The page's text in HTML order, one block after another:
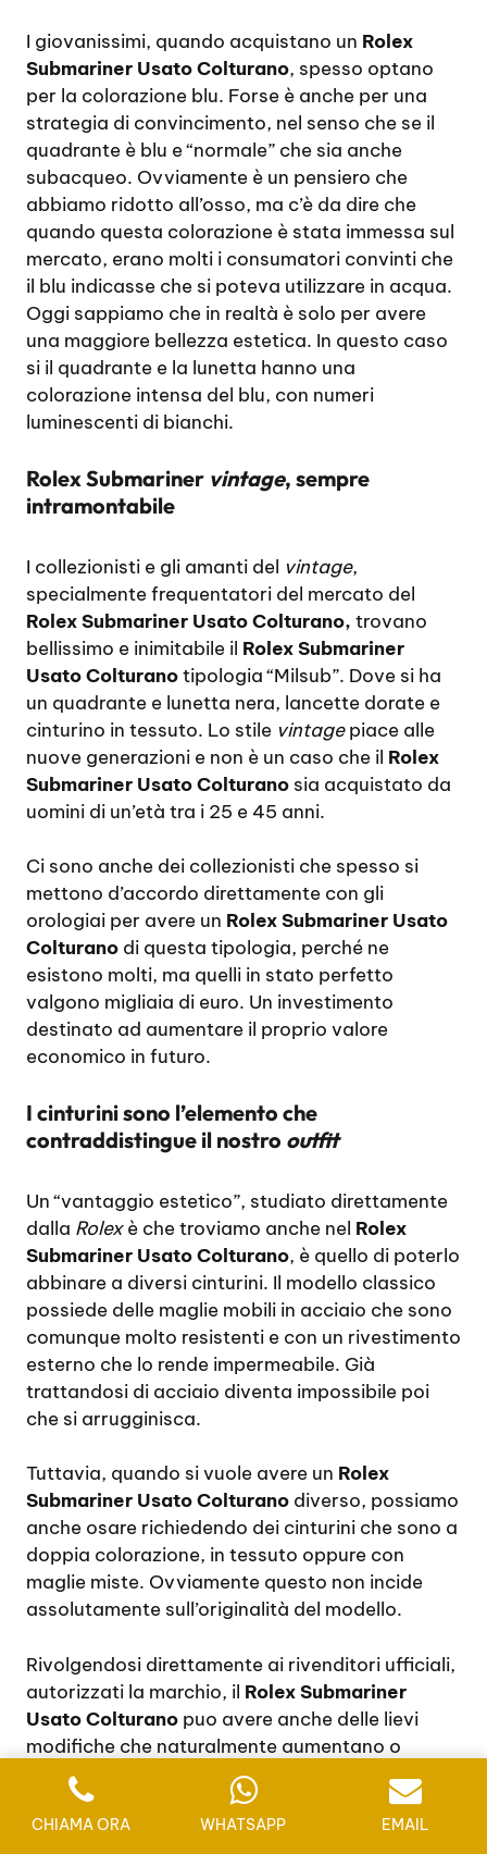
I giovanissimi, quando acquistano un Rolex
Submariner Usato Colturano, spesso optano
per la colorazione blu. Forse è anche per una
strategia di convincimento, nel senso che se il
quadrante è blu e “normale” che sia anche
subacqueo. Ovviamente è un pensiero che
abbiamo ridotto all’osso, ma c’è da dire che
quando questa colorazione è stata immessa sul
mercato, erano molti i consumatori convinti che
il blu indicasse che si poteva utilizzare in acqua.
Oggi sappiamo che in realtà è solo per avere
una maggiore bellezza estetica. In questo caso
si il quadrante e la lunetta hanno una
colorazione intensa del blu, con numeri
luminescenti di bianchi.
Rolex Submariner vintage, sempre
intramontabile
I collezionisti e gli amanti del vintage,
specialmente frequentatori del mercato del
Rolex Submariner Usato Colturano, trovano
bellissimo e inimitabile il Rolex Submariner
Usato Colturanotipologia “Milsub”. Dove si ha
un quadrante e lunetta nera, lancette dorate e
cinturino in tessuto. Lo stile vintagepiace alle
nuove generazioni e non è un caso che il Rolex
Submariner Usato Colturano sia acquistato da
uomini di un’età tra i 25 e 45 anni.
Ci sono anche dei collezionisti che spesso si
mettono d’accordo direttamente con gli
orologiai per avere un Rolex Submariner Usato
Colturano di questa tipologia, perché ne
esistono molti, ma quelli in stato perfetto
valgono migliaia di euro. Un investimento
destinato ad aumentare il proprio valore
economico in futuro.
I cinturini sono l’elemento che
contraddistingue il nostro outfit
Un “vantaggio estetico”, studiato direttamente
dalla Rolexè che troviamo anche nel Rolex
Submariner Usato Colturano, è quello di poterlo
abbinare a diversi cinturini. Il modello classico
possiede delle maglie mobili in acciaio che sono
comunque molto resistenti e con un rivestimento
esterno che lo rende impermeabile. Già
trattandosi di acciaio diventa impossibile poi
che si arrugginisca.
Tuttavia, quando si vuole avere un Rolex
Submariner Usato Colturano diverso, possiamo
anche osare richiedendo dei cinturini che sono a
doppia colorazione, in tessuto oppure con
maglie miste. Ovviamente questo non incide
assolutamente sull’originalità del modello.
Rivolgendosi direttamente ai rivenditori ufficiali,
autorizzati la marchio, il Rolex Submariner
Usato Colturano puo avere anche delle lievi
modifiche che naturalmente aumentano o
diminuiscono i costi, ma attenzione che le
modifiche sono rapportate solo ad un utilizzo
dei cinturini diversi da quelli classici.
CHIAMA ORA WHATSAPP EMAIL